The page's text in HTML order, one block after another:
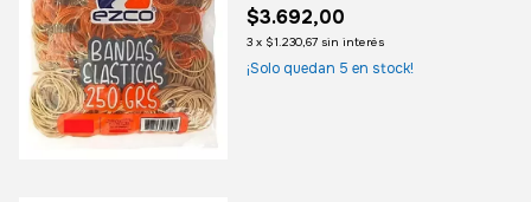
$3.692,00
3 x $1.230,67 sin interés
¡Solo quedan 5 en stock!